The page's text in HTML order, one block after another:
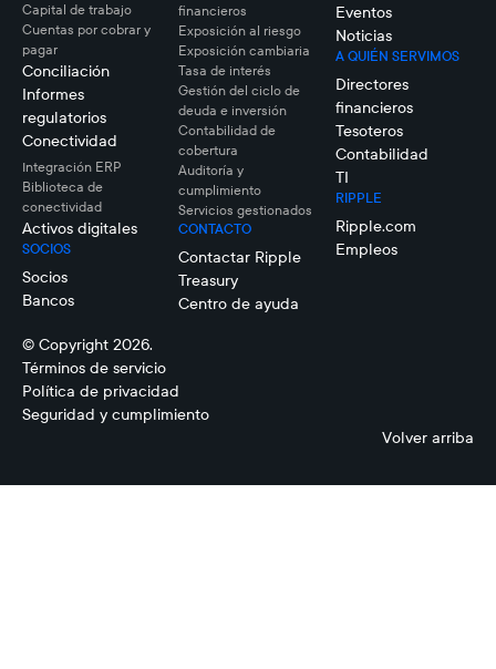
Capital de trabajo
Cuentas por cobrar y
pagar
Conciliación
Informes
regulatorios
Conectividad
Integración ERP
Biblioteca de
conectividad
Activos digitales
SOCIOS
Socios
Bancos
financieros
Exposición al riesgo
Exposición cambiaria
Tasa de interés
Gestión del ciclo de
deuda e inversión
Contabilidad de
cobertura
Auditoría y
cumplimiento
Servicios gestionados
CONTACTO
Contactar Ripple
Treasury
Centro de ayuda
Eventos
Noticias
A QUIÉN SERVIMOS
Directores
financieros
Tesoteros
Contabilidad
TI
RIPPLE
Ripple.com
Empleos
© Copyright 2026.
Términos de servicio
Política de privacidad
Seguridad y cumplimiento
Volver arriba